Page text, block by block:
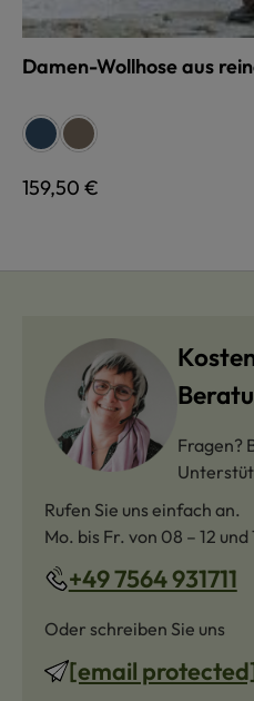
Damen-Wollhose aus
Farbe auswählen
jeans braunmeliert
Regulärer Preis:
159,50 €
Fragen?
Rufen Sie uns einfach an.
Mo. bis Fr. von 08 – 12 und
+49 7564 931711
Oder schreiben Sie uns
[email